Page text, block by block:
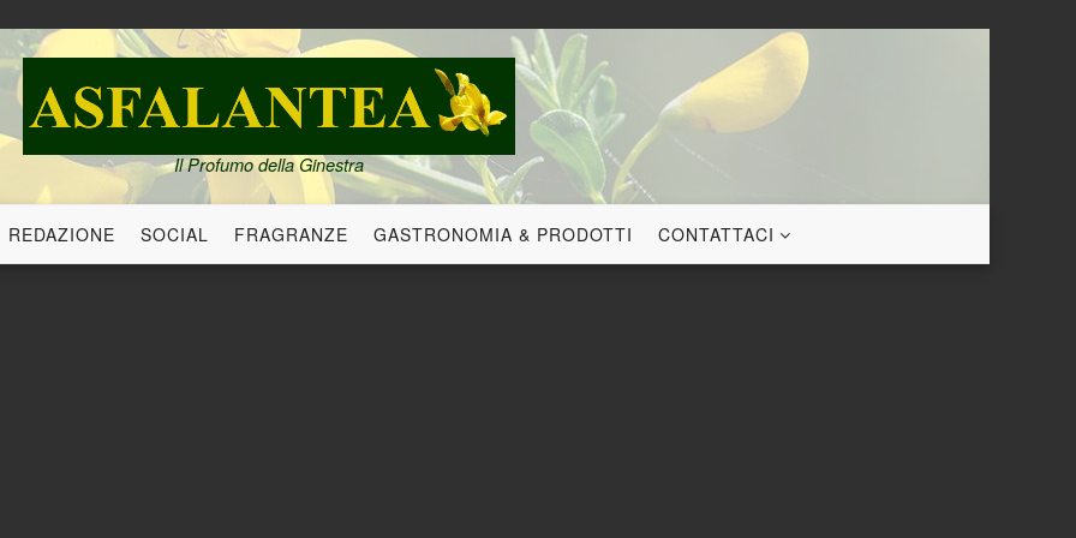
Il Profumo della Ginestra
REDAZIONE SOCIAL FRAGRANZE GASTRONOMIA & PRODOTTI CONTATTACI